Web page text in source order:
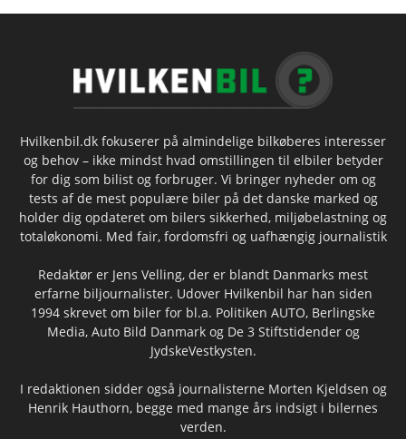
Hvilkenbil.dk fokuserer på almindelige bilkøberes interesser
og behov – ikke mindst hvad omstillingen til elbiler betyder
for dig som bilist og forbruger. Vi bringer nyheder om og
tests af de mest populære biler på det danske marked og
holder dig opdateret om bilers sikkerhed, miljøbelastning og
totaløkonomi. Med fair, fordomsfri og uafhængig journalistik
Redaktør er Jens Velling, der er blandt Danmarks mest
erfarne biljournalister. Udover Hvilkenbil har han siden
1994 skrevet om biler for bl.a. Politiken AUTO, Berlingske
Media, Auto Bild Danmark og De 3 Stiftstidender og
JydskeVestkysten.
I redaktionen sidder også journalisterne Morten Kjeldsen og
Henrik Hauthorn, begge med mange års indsigt i bilernes
verden.